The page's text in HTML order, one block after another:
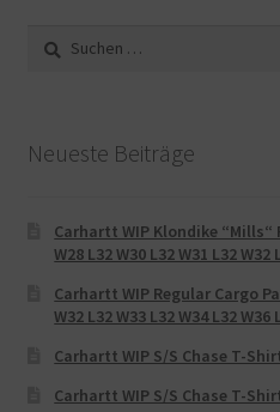
Suche
nach:
Neueste Beiträge
Carhartt WIP Klondike “Mills“
W28 L32 W30 L32 W31 L32 W32
Carhartt WIP Regular Cargo
W32 L32 W33 L32 W34 L32 W36
Carhartt WIP S/S Chase T-
Carhartt WIP S/S Chase T-